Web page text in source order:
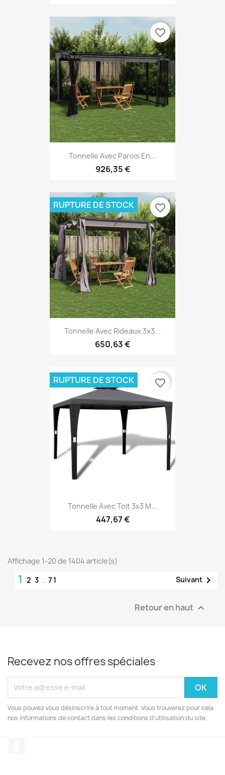
Tonnelle Avec Parois En...
926,35 €
favorite_border
Tonnelle Avec Rideaux 3x3...
650,63 €
RUPTURE DE STOCK favorite_border
Tonnelle Avec Toit 3x3 M...
447,67 €
RUPTURE DE STOCK favorite_border
Affichage 1-20 de 1404 article(s)
1 2 3 … 71 Suivant 
Retour en haut 
Recevez nos offres spéciales
Vous pouvez vous désinscrire à tout moment. Vous trouverez pour cela
nos informations de contact dans les conditions d'utilisation du site.